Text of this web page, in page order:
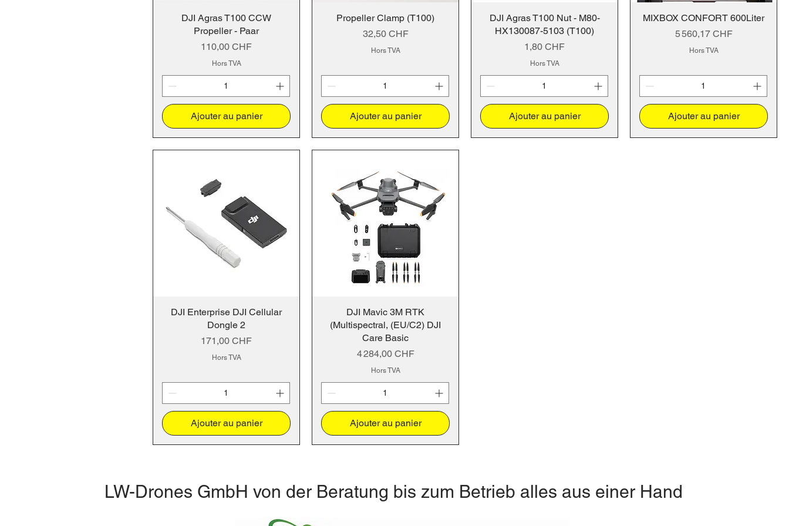
DJI Agras T100 CCW
Propeller - Paar
Prix
110,00 CHF
Hors TVA
Ajouter au panier
Propeller Clamp (T100)
Prix
32,50 CHF
Hors TVA
Ajouter au panier
DJI Agras T100 Nut - M80-
HX130087-5103 (T100)
Prix
1,80 CHF
Hors TVA
Ajouter au panier
MIXBOX CONFORT 600Liter
Prix
5 560,17 CHF
Hors TVA
Ajouter au panier
DJI Enterprise DJI Cellular
Dongle 2
Prix
171,00 CHF
Hors TVA
Ajouter au panier
DJI Mavic 3M RTK
(Multispectral, (EU/C2) DJI
Care Basic
Prix
4 284,00 CHF
Hors TVA
Ajouter au panier
LW-Drones GmbH von der Beratung bis zum Betrieb alles aus einer Hand